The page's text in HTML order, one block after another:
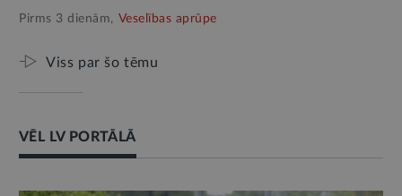
Pirms 3 dienām, Veselības aprūpe
Viss par šo tēmu
VĒL LV PORTĀLĀ